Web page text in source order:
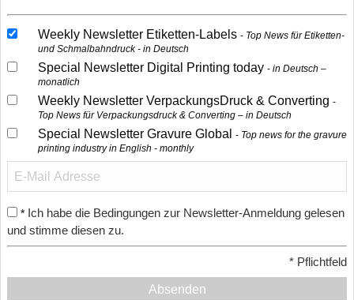
Weekly Newsletter Etiketten-Labels
Top News für Etiketten-
und Schmalbahndruck - in Deutsch
Special Newsletter Digital Printing today
in Deutsch –
monatlich
Weekly Newsletter VerpackungsDruck & Converting
Top News für Verpackungsdruck & Converting – in Deutsch
Special Newsletter Gravure Global
Top news for the gravure
printing industry in English - monthly
* Ich habe die Bedingungen zur Newsletter-Anmeldung gelesen
und stimme diesen zu.
* Pflichtfeld
Absenden